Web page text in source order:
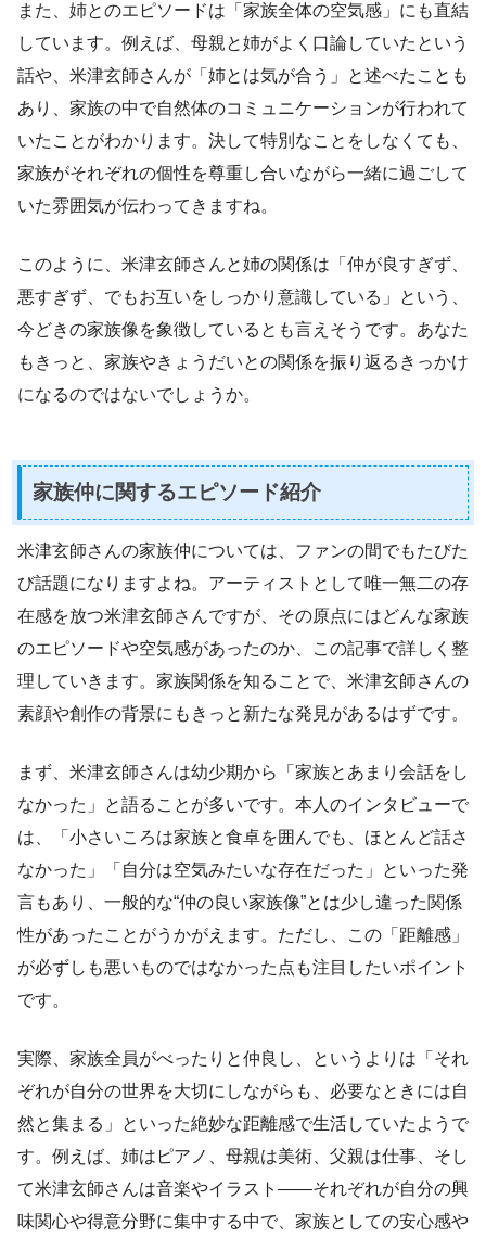
また、姉とのエピソードは「家族全体の空気感」にも直結
しています。例えば、母親と姉がよく口論していたという
話や、米津玄師さんが「姉とは気が合う」と述べたことも
あり、家族の中で自然体のコミュニケーションが行われて
いたことがわかります。決して特別なことをしなくても、
家族がそれぞれの個性を尊重し合いながら一緒に過ごして
いた雰囲気が伝わってきますね。
このように、米津玄師さんと姉の関係は「仲が良すぎず、
悪すぎず、でもお互いをしっかり意識している」という、
今どきの家族像を象徴しているとも言えそうです。あなた
もきっと、家族やきょうだいとの関係を振り返るきっかけ
になるのではないでしょうか。
家族仲に関するエピソード紹介
米津玄師さんの家族仲については、ファンの間でもたびた
び話題になりますよね。アーティストとして唯一無二の存
在感を放つ米津玄師さんですが、その原点にはどんな家族
のエピソードや空気感があったのか、この記事で詳しく整
理していきます。家族関係を知ることで、米津玄師さんの
素顔や創作の背景にもきっと新たな発見があるはずです。
まず、米津玄師さんは幼少期から「家族とあまり会話をし
なかった」と語ることが多いです。本人のインタビューで
は、「小さいころは家族と食卓を囲んでも、ほとんど話さ
なかった」「自分は空気みたいな存在だった」といった発
言もあり、一般的な“仲の良い家族像”とは少し違った関係
性があったことがうかがえます。ただし、この「距離感」
が必ずしも悪いものではなかった点も注目したいポイント
です。
実際、家族全員がべったりと仲良し、というよりは「それ
ぞれが自分の世界を大切にしながらも、必要なときには自
然と集まる」といった絶妙な距離感で生活していたようで
す。例えば、姉はピアノ、母親は美術、父親は仕事、そし
て米津玄師さんは音楽やイラスト――それぞれが自分の興
味関心や得意分野に集中する中で、家族としての安心感や